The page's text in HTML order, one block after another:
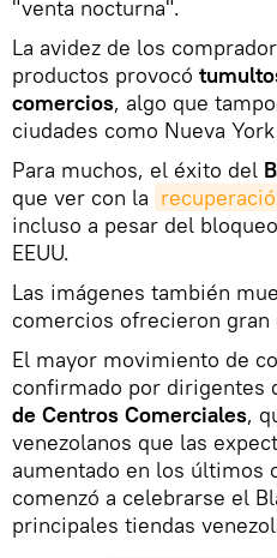
"venta nocturna".
La avidez de los
productos provocó
comercios, algo que
ciudades como Nueva
Para muchos, el éxito del
que ver con la
incluso a pesar del
EEUU.
Las imágenes también
comercios ofrecieron
El mayor movimiento de
confirmado por dirigentes
de Centros Comerciales,
venezolanos que las
aumentado en los últimos
comenzó a celebrarse el
principales tiendas